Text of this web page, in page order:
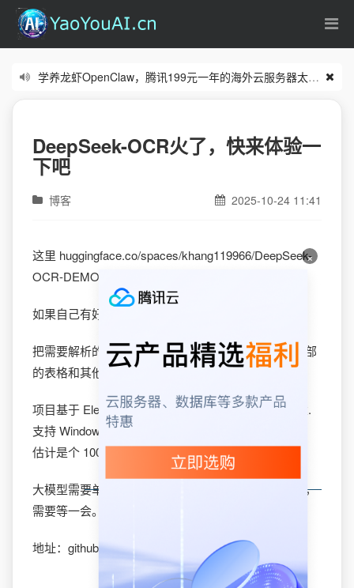
学养龙虾OpenClaw，腾讯199元一年的海外云服务器太合适了
DeepSeek-OCR火了，快来体验一
下吧
博客 2025-10-24 11:41
这里 huggingface.co/spaces/khang119966/DeepSeek-
OCR-DEMO
如果自己有好的显卡，可以下载本地桌面版。
把需要解析的图片拖进去就能图片转文本了。图片内部
的表格和其他格式都能识别出来。
项目基于 Electron (读作 Electron 写作 Chrome ) 构建.
支持 Windows 10/11，需要有 NVIDIA 显卡才能运行，
估计是个 100% vibe coding的项目。
大模型需要单独下载，进去后点击了程序会自动下载，
需要等一会。
地址：github.com/ihatecsv/deepseek-ocr-client
×